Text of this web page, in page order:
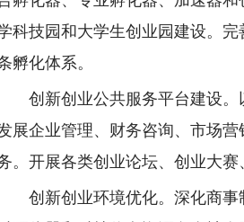
科技园和大学生创业园建设。
孵化体系。
创新创业公共服务平台建设
展企业管理、财务咨询、市场
。开展各类创业论坛、创业大
创新创业环境优化。深化商